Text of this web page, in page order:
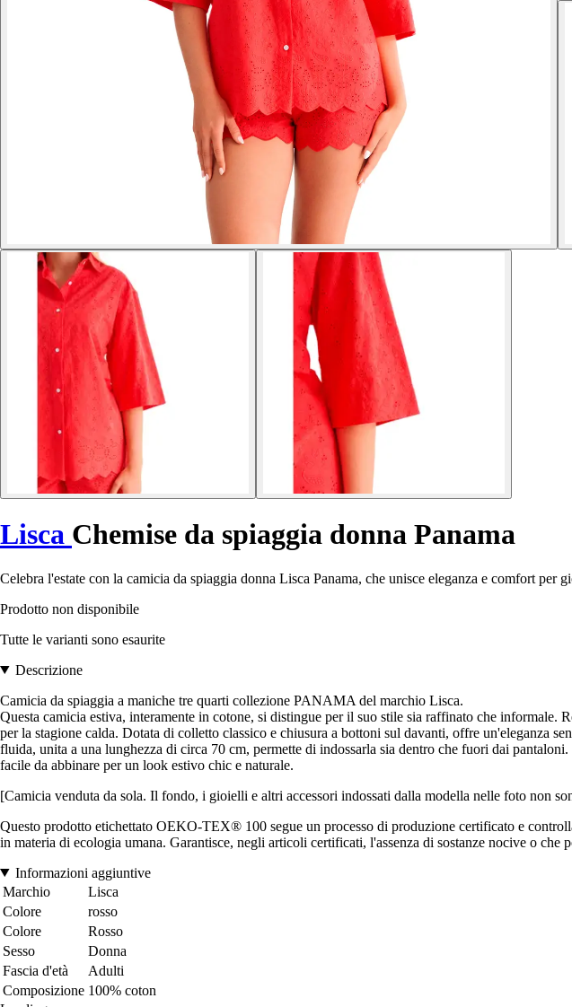
Lisca Chemise da spiaggia donna Panama
Celebra l'estate con la camicia da spiaggia donna Lisca Panama, che unisce eleganza e comfort per
Prodotto non disponibile
Tutte le varianti sono esaurite
Descrizione
Camicia da spiaggia a maniche tre quarti collezione PANAMA del marchio Lisca.
Questa camicia estiva, interamente in cotone, si distingue per il suo stile sia raffinato che
per la stagione calda. Dotata di colletto classico e chiusura a bottoni sul davanti, offre un'eleganza
fluida, unita a una lunghezza di circa 70 cm, permette di indossarla sia dentro che fuori dai
facile da abbinare per un look estivo chic e naturale.
[Camicia venduta da sola. Il fondo, i gioielli e altri accessori indossati dalla modella nelle foto non
Questo prodotto etichettato OEKO-TEX® 100 segue un processo di produzione certificato e
in materia di ecologia umana. Garantisce, negli articoli certificati, l'assenza di sostanze nocive o che
Informazioni aggiuntive
Marchio
Lisca
Colore
rosso
Colore
Rosso
Sesso
Donna
Fascia d'età
Adulti
Composizione 100% coton